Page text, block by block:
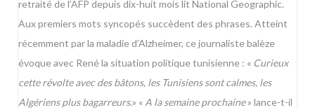
retraité de l’AFP depuis dix-huit mois lit National Geographic.
Aux premiers mots syncopés succèdent des phrases. Atteint
récemment par la maladie d’Alzheimer, ce journaliste balèze
évoque avec René la situation politique tunisienne : « Curieux
cette révolte avec des bâtons, les Tunisiens sont calmes, les
Algériens plus bagarreurs.» « A la semaine prochaine» lance-t-il